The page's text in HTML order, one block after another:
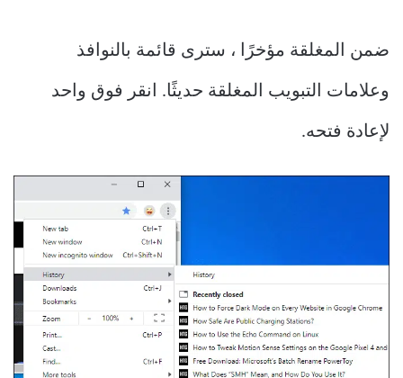
ضمن المغلقة مؤخرًا ، سترى قائمة بالنوافذ
وعلامات التبويب المغلقة حديثًا. انقر فوق واحد
لإعادة فتحه.